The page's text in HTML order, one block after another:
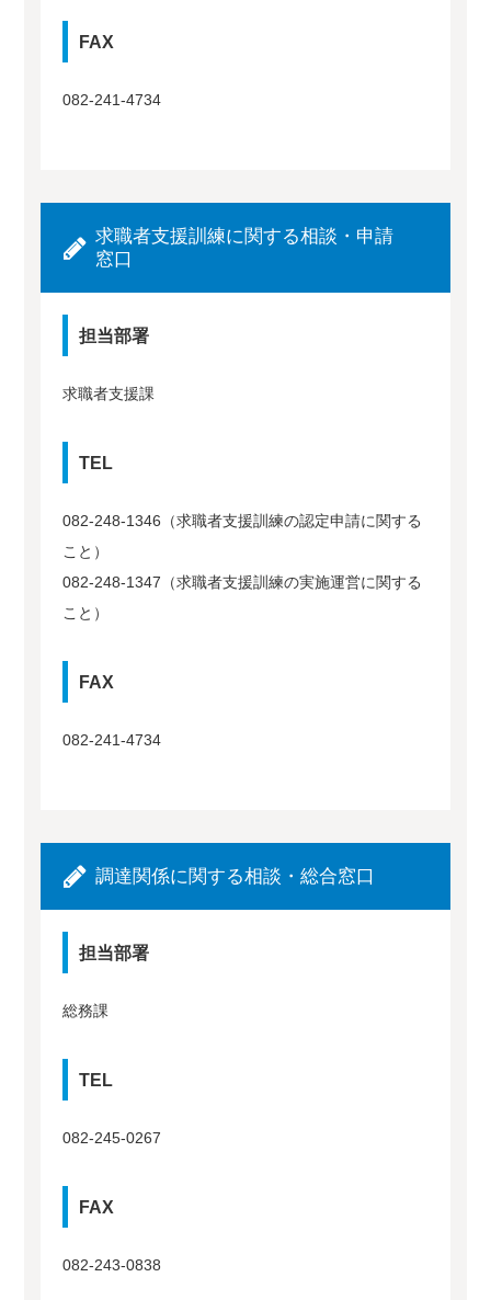
FAX
082-241-4734
求職者支援訓練に関する相談・申請
窓口
担当部署
求職者支援課
TEL
082-248-1346（求職者支援訓練の認定申請に関する
こと）
082-248-1347（求職者支援訓練の実施運営に関する
こと）
FAX
082-241-4734
調達関係に関する相談・総合窓口
担当部署
総務課
TEL
082-245-0267
FAX
082-243-0838